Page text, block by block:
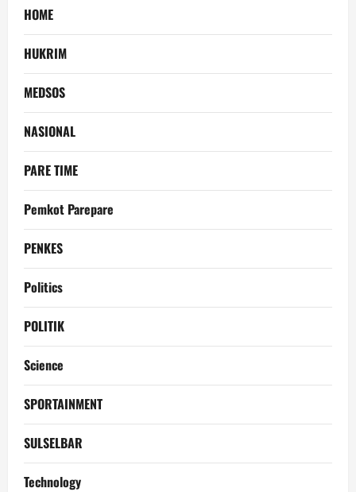
HOME
HUKRIM
MEDSOS
NASIONAL
PARE TIME
Pemkot Parepare
PENKES
Politics
POLITIK
Science
SPORTAINMENT
SULSELBAR
Technology